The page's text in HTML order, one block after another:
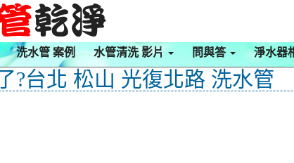
洗水管 案例 水管清洗 影片 問與答 淨水器
?台北 松山 光復北路 洗水管